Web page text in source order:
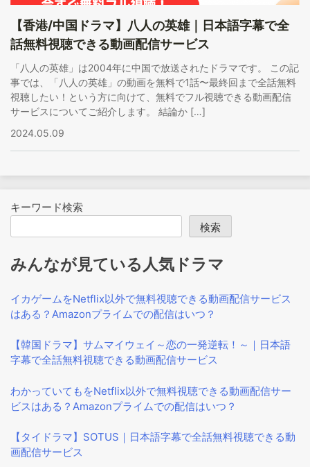
【香港/中国ドラマ】八人の英雄｜日本語字幕で全
話無料視聴できる動画配信サービス
「八人の英雄」は2004年に中国で放送されたドラマです。 この記
事では、「八人の英雄」の動画を無料で1話〜最終回まで全話無料
視聴したい！という方に向けて、無料でフル視聴できる動画配信
サービスについてご紹介します。 結論か […]
2024.05.09
キーワード検索
検索
みんなが見ている人気ドラマ
イカゲームをNetflix以外で無料視聴できる動画配信サービス
はある？Amazonプライムでの配信はいつ？
【韓国ドラマ】サムマイウェイ～恋の一発逆転！～｜日本語
字幕で全話無料視聴できる動画配信サービス
わかっていてもをNetflix以外で無料視聴できる動画配信サー
ビスはある？Amazonプライムでの配信はいつ？
【タイドラマ】SOTUS｜日本語字幕で全話無料視聴できる動
画配信サービス